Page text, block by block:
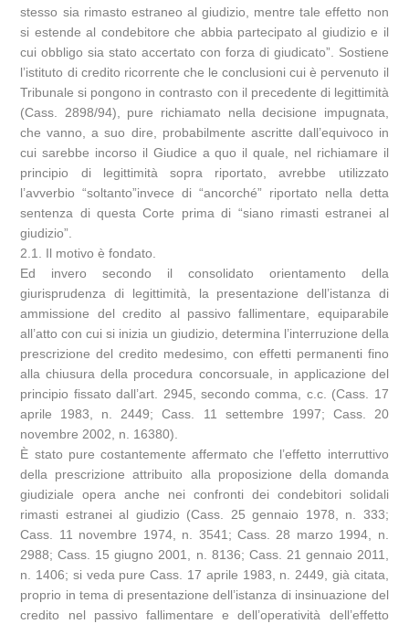
stesso sia rimasto estraneo al giudizio, mentre tale effetto non
si estende al condebitore che abbia partecipato al giudizio e il
cui obbligo sia stato accertato con forza di giudicato”. Sostiene
l’istituto di credito ricorrente che le conclusioni cui è pervenuto il
Tribunale si pongono in contrasto con il precedente di legittimità
(Cass. 2898/94), pure richiamato nella decisione impugnata,
che vanno, a suo dire, probabilmente ascritte dall’equivoco in
cui sarebbe incorso il Giudice a quo il quale, nel richiamare il
principio di legittimità sopra riportato, avrebbe utilizzato
l’avverbio “soltanto”invece di “ancorché” riportato nella detta
sentenza di questa Corte prima di “siano rimasti estranei al
giudizio”.
2.1. Il motivo è fondato.
Ed invero secondo il consolidato orientamento della
giurisprudenza di legittimità, la presentazione dell’istanza di
ammissione del credito al passivo fallimentare, equiparabile
all’atto con cui si inizia un giudizio, determina l’interruzione della
prescrizione del credito medesimo, con effetti permanenti fino
alla chiusura della procedura concorsuale, in applicazione del
principio fissato dall’art. 2945, secondo comma, c.c. (Cass. 17
aprile 1983, n. 2449; Cass. 11 settembre 1997; Cass. 20
novembre 2002, n. 16380).
È stato pure costantemente affermato che l’effetto interruttivo
della prescrizione attribuito alla proposizione della domanda
giudiziale opera anche nei confronti dei condebitori solidali
rimasti estranei al giudizio (Cass. 25 gennaio 1978, n. 333;
Cass. 11 novembre 1974, n. 3541; Cass. 28 marzo 1994, n.
2988; Cass. 15 giugno 2001, n. 8136; Cass. 21 gennaio 2011,
n. 1406; si veda pure Cass. 17 aprile 1983, n. 2449, già citata,
proprio in tema di presentazione dell’istanza di insinuazione del
credito nel passivo fallimentare e dell’operatività dell’effetto